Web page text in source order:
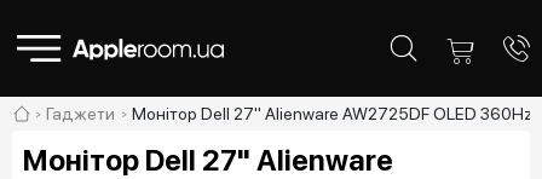
Гаджети Монітор Dell 27" Alienware AW2725DF OLED 360Hz
Монітор Dell 27" Alienware